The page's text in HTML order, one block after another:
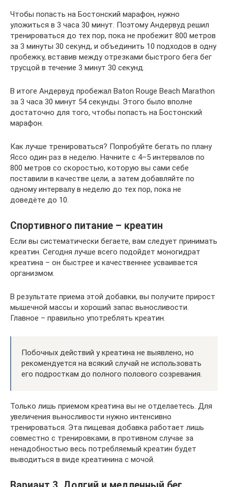
Чтобы попасть на Бостонский марафон, нужно
уложиться в 3 часа 30 минут. Поэтому Андервуд решил
тренироваться до тех пор, пока не пробежит 800 метров
за 3 минуты 30 секунд, и объединить 10 подходов в одну
пробежку, вставив между отрезками быстрого бега бег
трусцой в течение 3 минут 30 секунд.
В итоге Андервуд пробежал Baton Rouge Beach Marathon
за 3 часа 30 минут 54 секунды. Этого было вполне
достаточно для того, чтобы попасть на Бостонский
марафон.
Как лучше тренироваться? Попробуйте бегать по плану
Яссо один раз в неделю. Начните с 4–5 интервалов по
800 метров со скоростью, которую вы сами себе
поставили в качестве цели, а затем добавляйте по
одному интервалу в неделю до тех пор, пока не
доведёте до 10.
Спортивного питание – креатин
Если вы систематически бегаете, вам следует принимать
креатин. Сегодня лучше всего подойдет моногидрат
креатина – он быстрее и качественнее усваивается
организмом.
В результате приема этой добавки, вы получите прирост
мышечной массы и хороший запас выносливости.
Главное – правильно употреблять креатин.
Побочных действий у креатина не выявлено, но
рекомендуется на всякий случай не использовать
его подросткам до полного полового созревания.
Только лишь приемом креатина вы не отделаетесь. Для
увеличения выносливости нужно интенсивно
тренироваться. Эта пищевая добавка работает лишь
совместно с тренировками, в противном случае за
ненадобностью весь потребляемый креатин будет
выводиться в виде креатинина с мочой.